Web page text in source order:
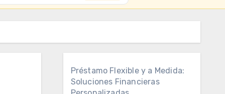
Préstamo Flexible y a Medida:
Soluciones Financieras